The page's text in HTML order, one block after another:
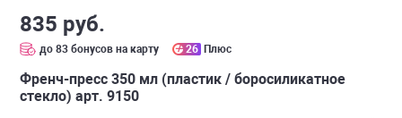
835 руб.
до 83 бонусов на карту 26 Плюс
Френч-пресс 350 мл (пластик / боросиликатное
стекло) арт. 9150